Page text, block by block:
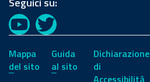
YouTubeTwitter
Mappa
del sito
Guida
al sito
Dichiarazione
di
Accessibilità